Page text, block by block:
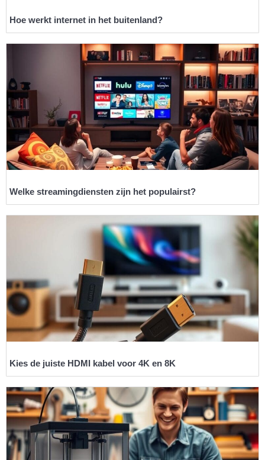
Hoe werkt internet in het buitenland?
Welke streamingdiensten zijn het populairst?
Kies de juiste HDMI kabel voor 4K en 8K